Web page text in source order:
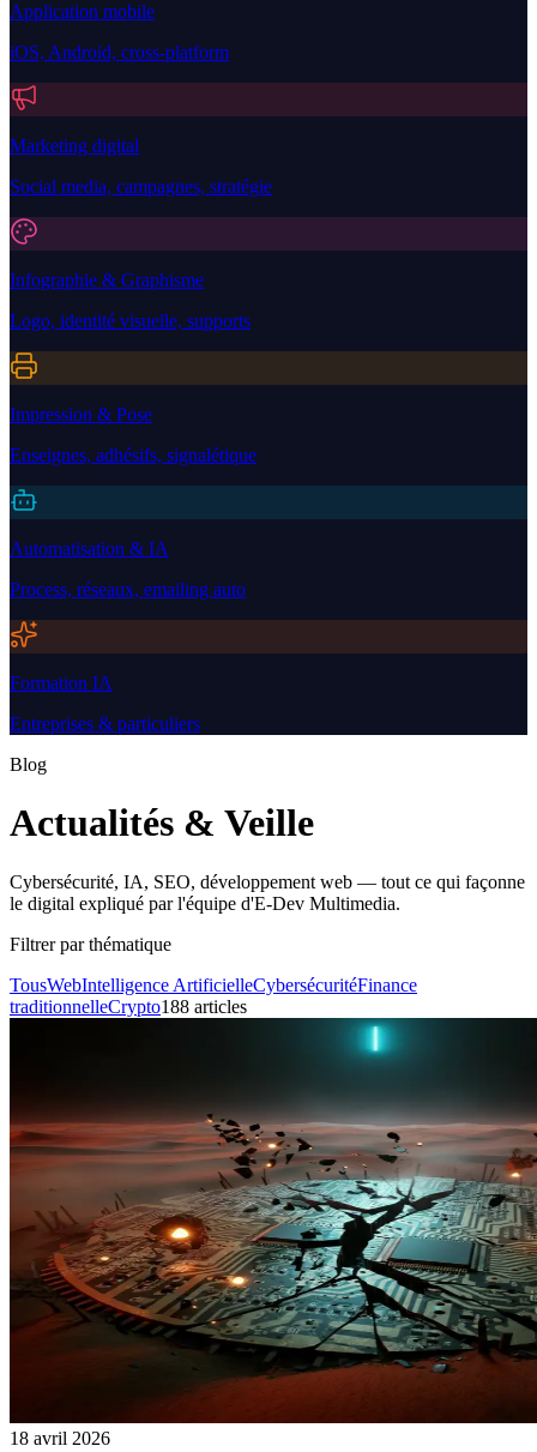
Application mobile
iOS, Android, cross-platform
Marketing digital
Social media, campagnes, stratégie
Infographie & Graphisme
Logo, identité visuelle, supports
Impression & Pose
Enseignes, adhésifs, signalétique
Automatisation & IA
Process, réseaux, emailing auto
Formation IA
Entreprises & particuliers
Blog
Actualités & Veille
Cybersécurité, IA, SEO, développement web — tout ce qui façonne
le digital expliqué par l'équipe d'E-Dev Multimedia.
Filtrer par thématique
TousWebIntelligence ArtificielleCybersécuritéFinance
traditionnelleCrypto188 articles
18 avril 2026